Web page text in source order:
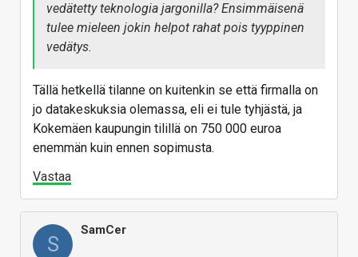
vedätetty teknologia jargonilla? Ensimmäisenä
tulee mieleen jokin helpot rahat pois tyyppinen
vedätys.
Tällä hetkellä tilanne on kuitenkin se että firmalla on
jo datakeskuksia olemassa, eli ei tule tyhjästä, ja
Kokemäen kaupungin tilillä on 750 000 euroa
enemmän kuin ennen sopimusta.
Vastaa
S
SamCer